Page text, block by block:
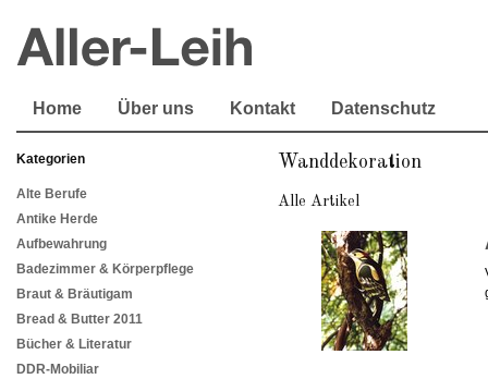
Home Über uns Kontakt Datenschutz
Kategorien
Alte Berufe
Antike Herde
Aufbewahrung
Badezimmer & Körperpflege
Braut & Bräutigam
Bread & Butter 2011
Bücher & Literatur
DDR-Mobiliar
Wanddekoration
Alle Artikel